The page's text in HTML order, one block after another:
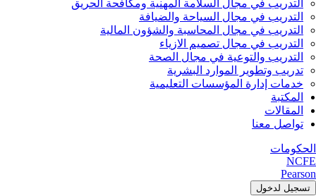
التدريب في مجال السلامة المهنية ومكافحة الحريق
التدريب في مجال السياحة والضيافة
التدريب في مجال المحاسبة والشؤون المالية
التدريب في مجال تصميم الازياء
التدريب والتوعية في مجال الصحة
تدريب وتطوير الموارد البشرية
خدمات إدارة المؤسسات التعليمية
المكتبة
المقالات
تواصل معنا
الحكومات
NCFE
Pearson
تسجيل لدخول